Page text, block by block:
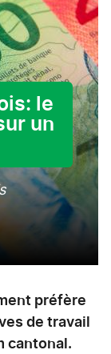
le
un
préfère
de travail
cantonal.